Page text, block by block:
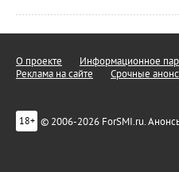
О проекте Информационное
Реклама на сайте
Срочные
18+ © 2006-2026 ForSMI.ru.